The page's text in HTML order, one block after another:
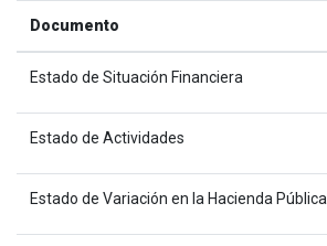
Documento
Estado de Situación Financiera
Estado de Actividades
Estado de Variación en la Hacienda Pública